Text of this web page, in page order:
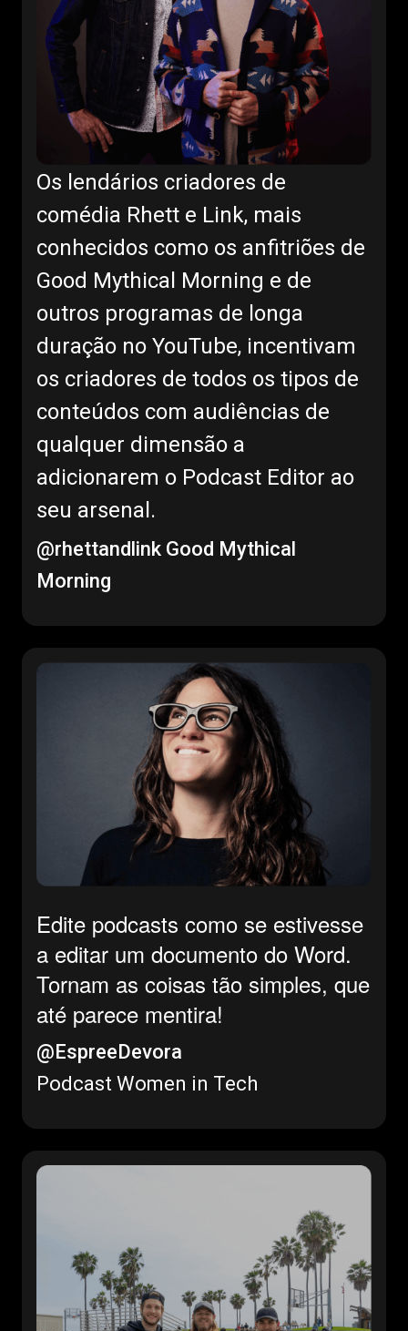
Os lendários criadores de
comédia Rhett e Link, mais
conhecidos como os anfitriões de
Good Mythical Morning e de
outros programas de longa
duração no YouTube, incentivam
os criadores de todos os tipos de
conteúdos com audiências de
qualquer dimensão a
adicionarem o Podcast Editor ao
seu arsenal.
@rhettandlink Good Mythical
Morning
Edite podcasts como se estivesse
a editar um documento do Word.
Tornam as coisas tão simples, que
até parece mentira!
@EspreeDevora
Podcast Women in Tech